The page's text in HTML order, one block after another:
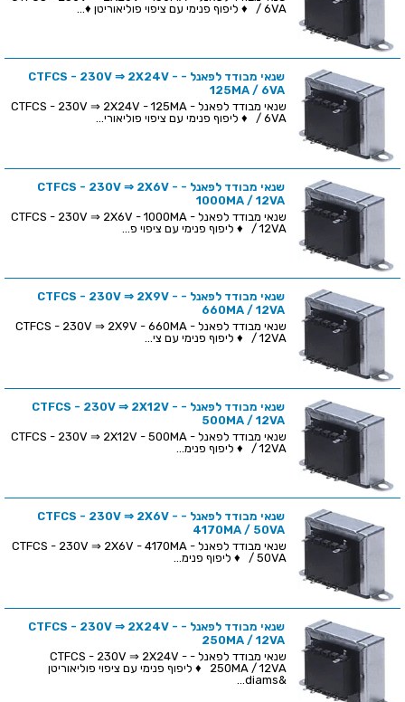
/ 6VA ♦ ליפוף פנימי עם ציפוי פוליאוריטן ♦...
שנאי מבודד לפאנל - CTFCS - 230V ⇒ 2X24V -
125MA / 6VA
שנאי מבודד לפאנל - CTFCS - 230V ⇒ 2X24V - 125MA
/ 6VA ♦ ליפוף פנימי עם ציפוי פוליאורי...
שנאי מבודד לפאנל - CTFCS - 230V ⇒ 2X6V -
1000MA / 12VA
שנאי מבודד לפאנל - CTFCS - 230V ⇒ 2X6V - 1000MA
/ 12VA ♦ ליפוף פנימי עם ציפוי פ...
שנאי מבודד לפאנל - CTFCS - 230V ⇒ 2X9V -
660MA / 12VA
שנאי מבודד לפאנל - CTFCS - 230V ⇒ 2X9V - 660MA
/ 12VA ♦ ליפוף פנימי עם צי...
שנאי מבודד לפאנל - CTFCS - 230V ⇒ 2X12V -
500MA / 12VA
שנאי מבודד לפאנל - CTFCS - 230V ⇒ 2X12V - 500MA
/ 12VA ♦ ליפוף פנימ...
שנאי מבודד לפאנל - CTFCS - 230V ⇒ 2X6V -
4170MA / 50VA
שנאי מבודד לפאנל - CTFCS - 230V ⇒ 2X6V - 4170MA
/ 50VA ♦ ליפוף פנימ...
שנאי מבודד לפאנל - CTFCS - 230V ⇒ 2X24V -
250MA / 12VA
שנאי מבודד לפאנל - CTFCS - 230V ⇒ 2X24V -
250MA / 12VA ♦ ליפוף פנימי עם ציפוי פוליאוריטן
&diams...